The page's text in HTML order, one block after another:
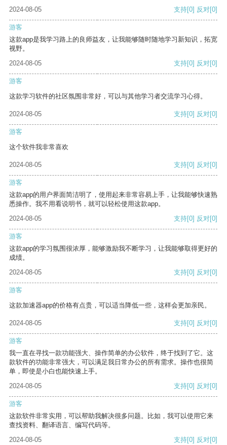
2024-08-05
支持[0] 反对[0]
游客
这款app是我学习路上的良师益友，让我能够随时随地学习新知识，拓宽
视野。
2024-08-05
支持[0] 反对[0]
游客
这款学习软件的社区氛围非常好，可以与其他学习者交流学习心得。
2024-08-05 支持[0] 反对[0]
游客
这个软件我非常喜欢
2024-08-05 支持[0] 反对[0]
游客
这款app的用户界面简洁明了，使用起来非常容易上手，让我能够快速熟
悉操作。我不用看说明书，就可以轻松使用这款app。
2024-08-05
支持[0] 反对[0]
游客
这款app的学习氛围很浓厚，能够激励我不断学习，让我能够取得更好的
成绩。
2024-08-05
支持[0] 反对[0]
游客
这款加速器app的价格有点贵，可以适当降低一些，这样会更加亲民。
2024-08-05 支持[0] 反对[0]
游客
我一直在寻找一款功能强大、操作简单的办公软件，终于找到了它。这
款软件的功能非常强大，可以满足我日常办公的所有需求。操作也很简
单，即使是小白也能快速上手。
2024-08-05
支持[0] 反对[0]
游客
这款软件非常实用，可以帮助我解决很多问题。比如，我可以使用它来
查找资料、翻译语言、编写代码等。
2024-08-05
支持[0] 反对[0]